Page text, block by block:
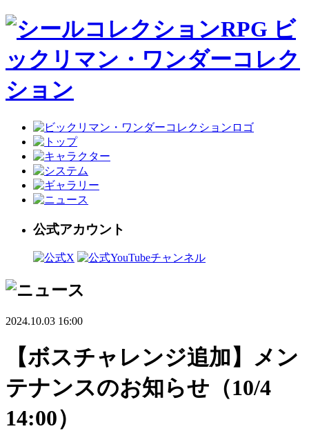
公式アカウント
2024.10.03 16:00
【ボスチャレンジ追加】メン
テナンスのお知らせ（10/4
14:00）